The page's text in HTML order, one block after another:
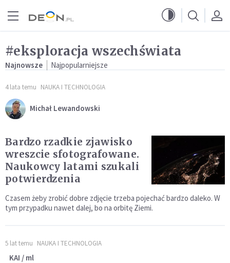
#eksploracja wszechświata
Najnowsze Najpopularniejsze
4 lata temu NAUKA I TECHNOLOGIA
Michał Lewandowski
Bardzo rzadkie zjawisko
wreszcie sfotografowane.
Naukowcy latami szukali
potwierdzenia
Czasem żeby zrobić dobre zdjęcie trzeba pojechać bardzo daleko. W
tym przypadku nawet dalej, bo na orbitę Ziemi.
5 lat temu NAUKA I TECHNOLOGIA
KAI / ml